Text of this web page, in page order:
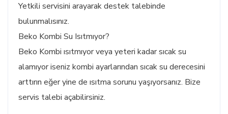
Yetkili servisini arayarak destek talebinde
bulunmalısınız.
Beko Kombi Su Isıtmıyor?
Beko Kombi ısıtmıyor veya yeteri kadar sıcak su
alamıyor iseniz kombi ayarlarından sıcak su derecesini
arttırın eğer yine de ısıtma sorunu yaşıyorsanız. Bize
servis talebi açabilirsiniz.